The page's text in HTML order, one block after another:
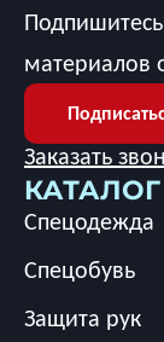
КАТАЛОГ
Спецодежда
Спецобувь
Защита рук
материалов
Заказать